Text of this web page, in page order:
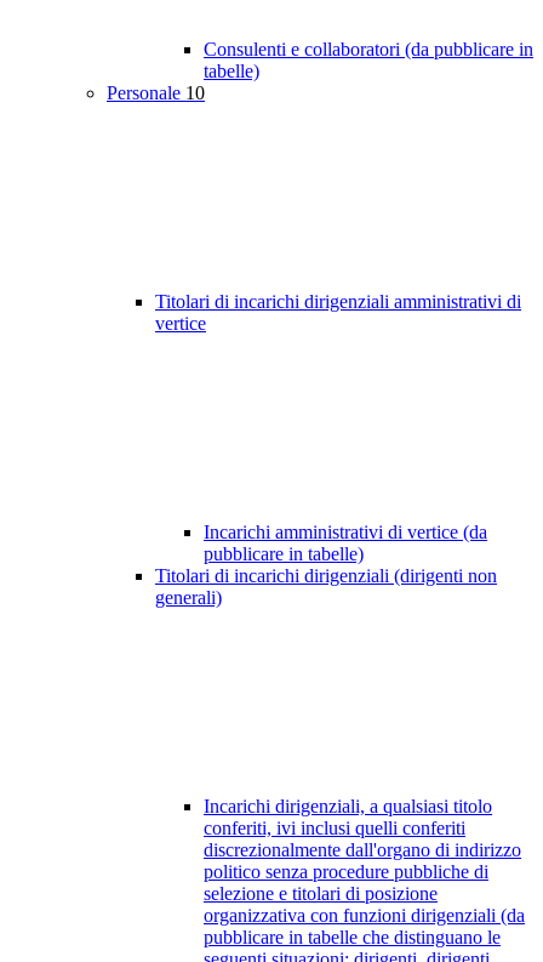
Consulenti e collaboratori (da pubblicare in
tabelle)
Personale 10
Titolari di incarichi dirigenziali amministrativi di
vertice
Incarichi amministrativi di vertice (da
pubblicare in tabelle)
Titolari di incarichi dirigenziali (dirigenti non
generali)
Incarichi dirigenziali, a qualsiasi titolo
conferiti, ivi inclusi quelli conferiti
discrezionalmente dall'organo di indirizzo
politico senza procedure pubbliche di
selezione e titolari di posizione
organizzativa con funzioni dirigenziali (da
pubblicare in tabelle che distinguano le